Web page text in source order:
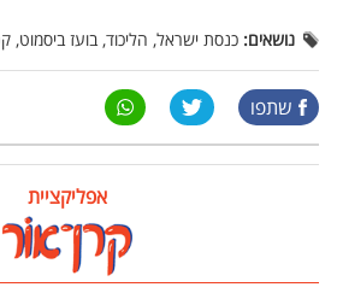
נושאים: כנסת ישראל, הליכוד, בועז ביסמוט,
שתפו
אפליקציית